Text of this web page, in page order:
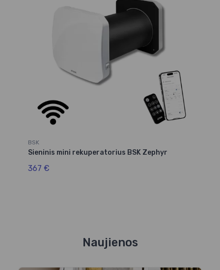
BSK
Sieninis mini rekuperatorius BSK Zephyr
367 €
Naujienos